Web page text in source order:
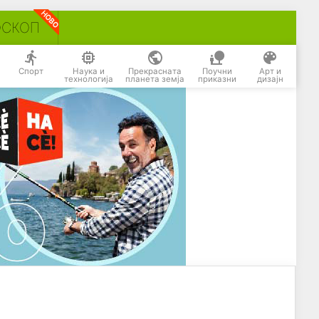
Спорт Наука и
технологија
Прекрасната
планета земја
Поучни
приказни
Арт и
дизајн